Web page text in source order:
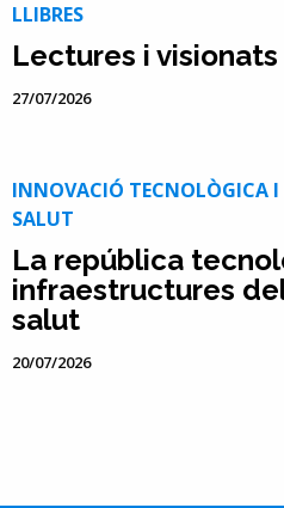
LLIBRES
Lectures i visionats
27/07/2026
INNOVACIÓ TECNOLÒGICA
SALUT
La república
infraestructures
salut
20/07/2026